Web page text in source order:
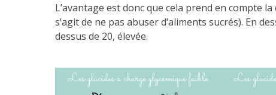
L’avantage est donc que cela prend en compte
s’agit de ne pas abuser d’aliments sucrés). En
dessus de 20, élevée.